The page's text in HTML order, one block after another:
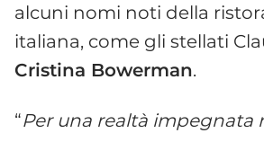
alcuni nomi noti della
italiana, come gli stellati
Cristina Bowerman.
“Per una realtà impegnata